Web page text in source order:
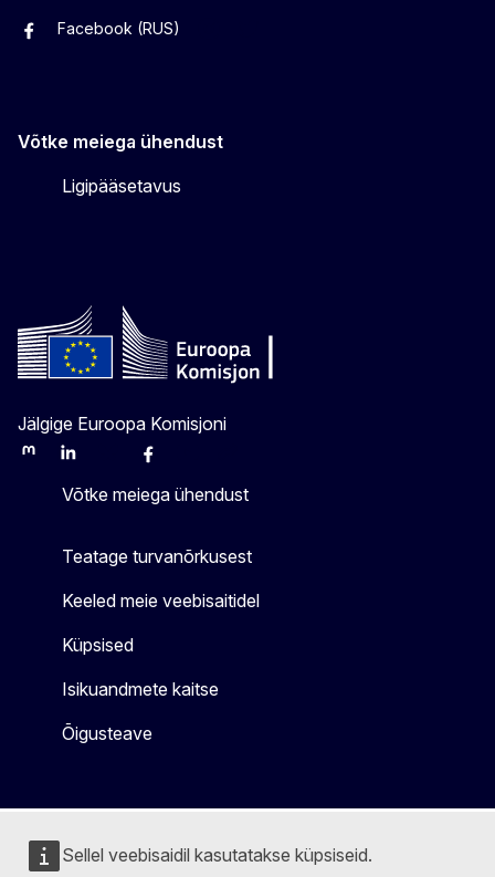
Sellel veebisaidil kasutatakse küpsiseid.
Facebook (EST)
Facebook (RUS)
Võtke meiega ühendust
Ligipääsetavus
Jälgige Euroopa Komisjoni
MastodonLinkedInBlueskyFacebook
Võtke meiega ühendust
Teatage turvanõrkusest
Keeled meie veebisaitidel
Küpsised
Isikuandmete kaitse
Õigusteave